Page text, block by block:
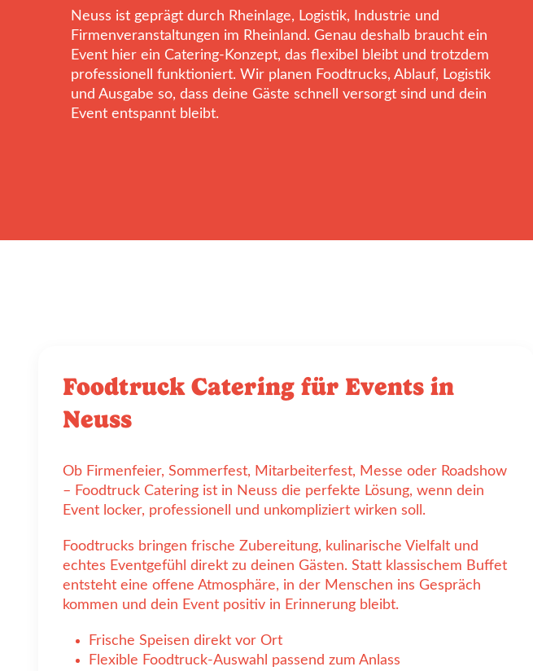
Neuss ist geprägt durch Rheinlage, Logistik, Industrie und
Firmenveranstaltungen im Rheinland. Genau deshalb braucht ein
Event hier ein Catering-Konzept, das flexibel bleibt und trotzdem
professionell funktioniert. Wir planen Foodtrucks, Ablauf, Logistik
und Ausgabe so, dass deine Gäste schnell versorgt sind und dein
Event entspannt bleibt.
Foodtruck Catering für Events in
Neuss
Ob Firmenfeier, Sommerfest, Mitarbeiterfest, Messe oder Roadshow
– Foodtruck Catering ist in Neuss die perfekte Lösung, wenn dein
Event locker, professionell und unkompliziert wirken soll.
Foodtrucks bringen frische Zubereitung, kulinarische Vielfalt und
echtes Eventgefühl direkt zu deinen Gästen. Statt klassischem Buffet
entsteht eine offene Atmosphäre, in der Menschen ins Gespräch
kommen und dein Event positiv in Erinnerung bleibt.
Frische Speisen direkt vor Ort
Flexible Foodtruck-Auswahl passend zum Anlass